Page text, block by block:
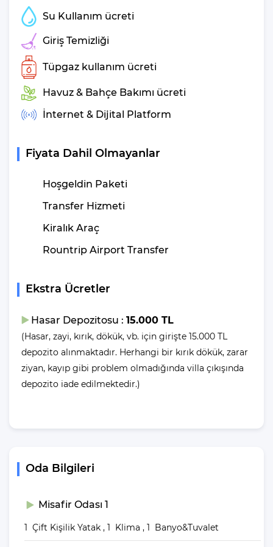
Villa Ateş Kışla Konum
Özellikleri
Havalimanına Uzaklık : 130 Km (Dalaman Havalimanı)
Şehir Merkezine Uzaklık : 1 Km (Kalkan)
Plaja Uzaklık : 500 m
Otogara Uzaklık: 2 Km
Restaurantlara Uzaklık : 500 m
Sağlık Merkezine Uzaklık: 2 Km
Villa Ateş Kışla Havuz
Ölçüleri Nedir?
Genişilik Uzunluk
belirtelim.
Villalarımızda yer alan havuzlar her misafirimizin ardından özel
madde ve yöntemler ile temizlenip, dezenfekte edilmektedir. Bu
şekilde havuzlarımızı her misafir sonrası için hazır duruma
getirmekteyiz.
dibine vurabilirsiniz. Villanın bahçesindeki salıncak ile keyifli
Villa Giriş ve Çıkış
Su Kullanım ücreti
Giriş Temizliği
Tüpgaz kullanım ücreti
Havuz & Bahçe Bakımı ücreti
İnternet & Dijital Platform
Fiyata Dahil Olmayanlar
Hoşgeldin Paketi
Transfer Hizmeti
Kiralık Araç
Rountrip Airport Transfer
Ekstra Ücretler
Hasar Depozitosu : 15.000 TL
(Hasar, zayi, kırık, dökük, vb. için girişte 15.000 TL
depozito alınmaktadır. Herhangi bir kırık dökük, zarar
ziyan, kayıp gibi problem olmadığında villa çıkışında
depozito iade edilmektedir.)
Oda Bilgileri
Misafir Odası 1
1 Çift Kişilik Yatak , 1 Klima , 1 Banyo&Tuvalet